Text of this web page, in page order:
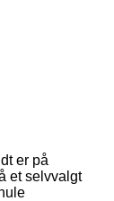
er på
et selvvalgt